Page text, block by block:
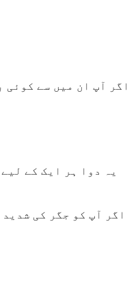
اگر آپ ان میں سے
یہ دوا ہر ایک کے
اگر آپ کو جگر کی